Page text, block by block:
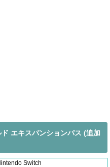
エキスパンションパス (追加
Switch